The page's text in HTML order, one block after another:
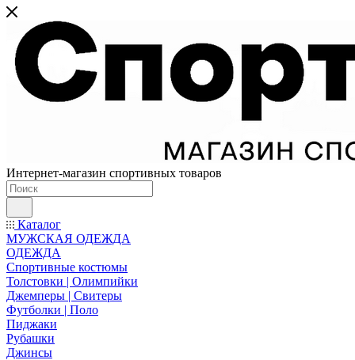
Интернет-магазин спортивных товаров
Каталог
МУЖСКАЯ ОДЕЖДА
ОДЕЖДА
Спортивные костюмы
Толстовки | Олимпийки
Джемперы | Свитеры
Футболки | Поло
Пиджаки
Рубашки
Джинсы